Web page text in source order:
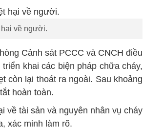
về người.
Cảnh sát PCCC và CNCH điều
khai các biện pháp chữa cháy,
còn lại thoát ra ngoài. Sau khoảng
hoàn toàn.
về tài sản và nguyên nhân vụ cháy
xác minh làm rõ.